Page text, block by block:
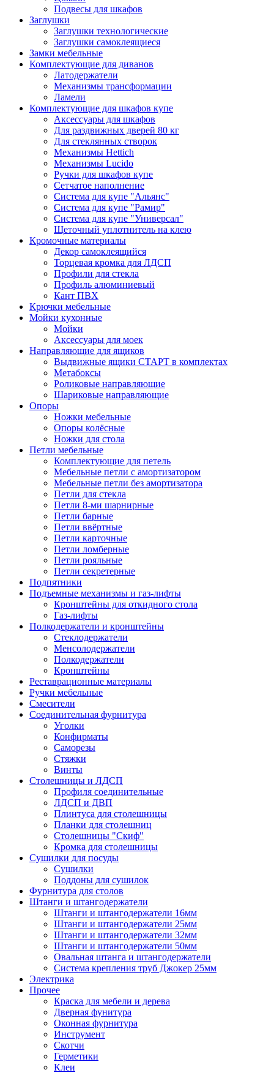
Подвесы для шкафов
Заглушки
Заглушки технологические
Заглушки самоклеящиеся
Замки мебельные
Комплектующие для диванов
Латодержатели
Механизмы трансформации
Ламели
Комплектующие для шкафов купе
Аксессуары для шкафов
Для раздвижных дверей 80 кг
Для стеклянных створок
Механизмы Hettich
Механизмы Lucido
Ручки для шкафов купе
Сетчатое наполнение
Система для купе "Альянс"
Система для купе "Рамир"
Система для купе "Универсал"
Щеточный уплотнитель на клею
Кромочные материалы
Декор самоклеящийся
Торцевая кромка для ЛДСП
Профили для стекла
Профиль алюминиевый
Кант ПВХ
Крючки мебельные
Мойки кухонные
Мойки
Аксессуары для моек
Направляющие для ящиков
Выдвижные ящики СТАРТ в комплектах
Метабоксы
Роликовые направляющие
Шариковые направляющие
Опоры
Ножки мебельные
Опоры колёсные
Ножки для стола
Петли мебельные
Комплектующие для петель
Мебельные петли с амортизатором
Мебельные петли без амортизатора
Петли для стекла
Петли 8-ми шарнирные
Петли барные
Петли ввёртные
Петли карточные
Петли ломберные
Петли рояльные
Петли секретерные
Подпятники
Подъемные механизмы и газ-лифты
Кронштейны для откидного стола
Газ-лифты
Полкодержатели и кронштейны
Стеклодержатели
Менсолодержатели
Полкодержатели
Кронштейны
Реставрационные материалы
Ручки мебельные
Смесители
Соединительная фурнитура
Уголки
Конфирматы
Саморезы
Стяжки
Винты
Столешницы и ЛДСП
Профиля соединительные
ЛДСП и ДВП
Плинтуса для столешницы
Планки для столешниц
Столешницы "Скиф"
Кромка для столешницы
Сушилки для посуды
Сушилки
Поддоны для сушилок
Фурнитура для столов
Штанги и штангодержатели
Штанги и штангодержатели 16мм
Штанги и штангодержатели 25мм
Штанги и штангодержатели 32мм
Штанги и штангодержатели 50мм
Овальная штанга и штангодержатели
Система крепления труб Джокер 25мм
Электрика
Прочее
Краска для мебели и дерева
Дверная фунитура
Оконная фурнитура
Инструмент
Скотчи
Герметики
Клеи